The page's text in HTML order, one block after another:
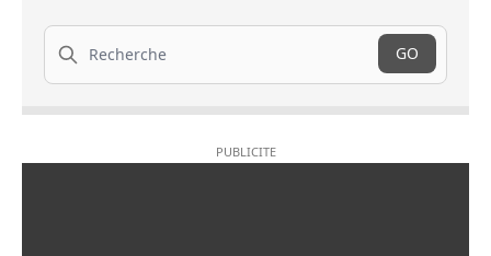
Recherche
GO